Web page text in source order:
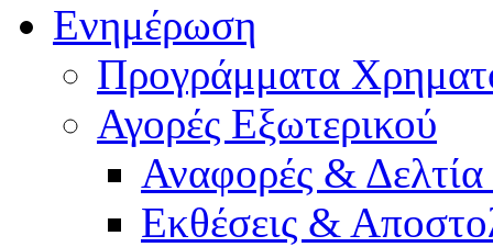
Ενημέρωση
Προγράμματα
Αγορές Εξωτερικού
Αναφορές &
Εκθέσεις &